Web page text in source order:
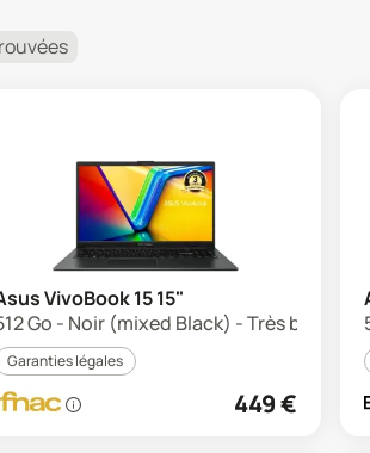
s
VivoBook 15 15"
Go - Noir (mixed Black) - Très bon état
Garanties légales
449€